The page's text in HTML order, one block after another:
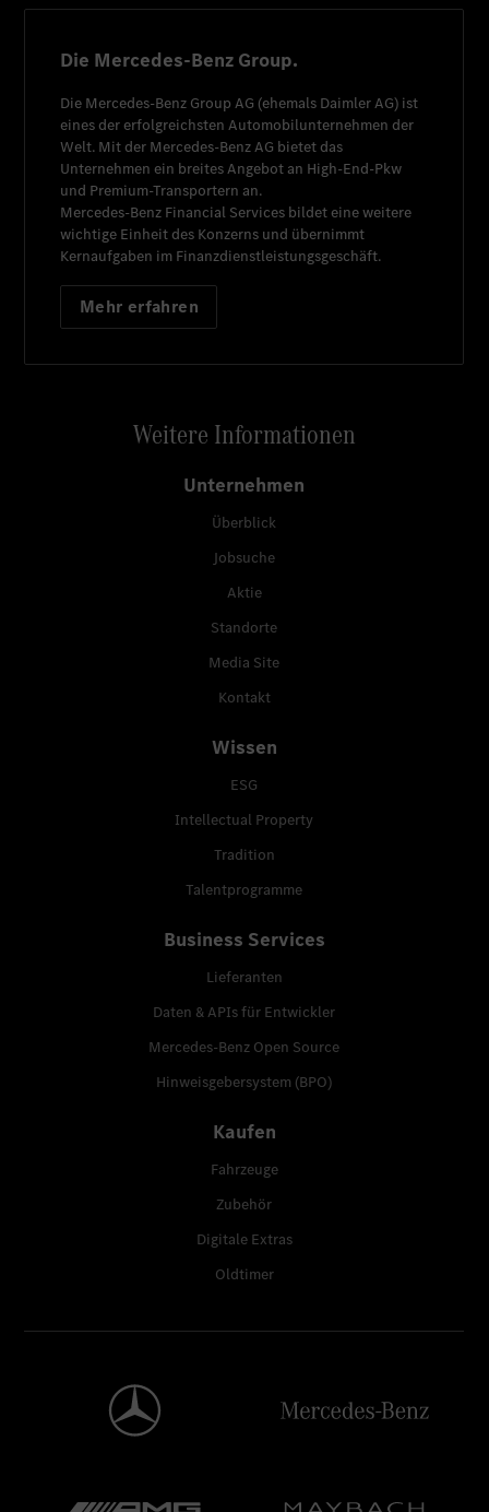
Die Mercedes-Benz Group.
Die Mercedes-Benz Group AG (ehemals Daimler AG) ist
eines der erfolgreichsten Automobilunternehmen der
Welt. Mit der Mercedes-Benz AG bietet das
Unternehmen ein breites Angebot an High-End-Pkw
und Premium-Transportern an.
Mercedes-Benz Financial Services bildet eine weitere
wichtige Einheit des Konzerns und übernimmt
Kernaufgaben im Finanzdienstleistungsgeschäft.
Mehr erfahren
Weitere Informationen
Unternehmen
Überblick
Jobsuche
Aktie
Standorte
Media Site
Kontakt
Wissen
ESG
Intellectual Property
Tradition
Talentprogramme
Business Services
Lieferanten
Daten & APIs für Entwickler
Mercedes-Benz Open Source
Hinweisgebersystem (BPO)
Kaufen
Fahrzeuge
Zubehör
Digitale Extras
Oldtimer